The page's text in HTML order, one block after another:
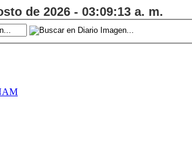
de 2026 - 03:09:14 a. m.